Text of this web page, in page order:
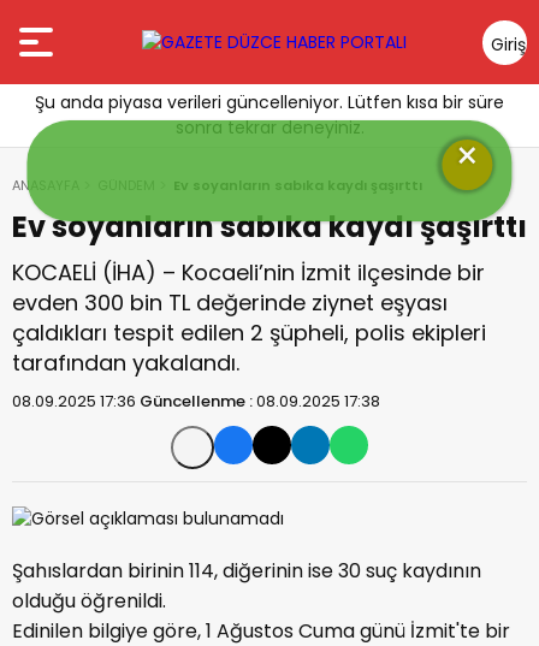
Giriş
Yap
Şu anda piyasa verileri güncelleniyor. Lütfen kısa bir süre
sonra tekrar deneyiniz.
ANASAYFA Ev soyanların sabıka kaydı şaşırttı
Ev soyanların sabıka kaydı şaşırttı
KOCAELİ (İHA) – Kocaeli’nin İzmit ilçesinde bir
evden 300 bin TL değerinde ziynet eşyası
çaldıkları tespit edilen 2 şüpheli, polis ekipleri
tarafından yakalandı.
08.09.2025 17:36 Güncellenme :08.09.2025 17:38
Şahıslardan birinin 114, diğerinin ise 30 suç kaydının
olduğu öğrenildi.
Edinilen bilgiye göre, 1 Ağustos Cuma günü İzmit'te bir
×